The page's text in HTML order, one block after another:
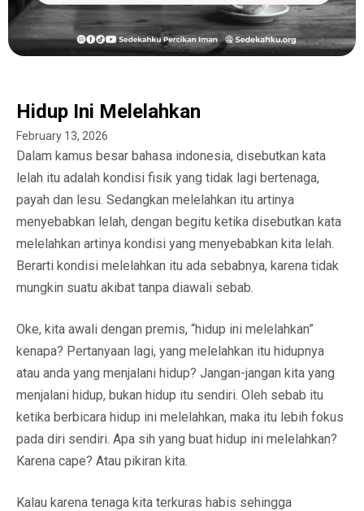
Hidup Ini Melelahkan
February 13, 2026
Dalam kamus besar bahasa indonesia, disebutkan kata
lelah itu adalah kondisi fisik yang tidak lagi bertenaga,
payah dan lesu. Sedangkan melelahkan itu artinya
menyebabkan lelah, dengan begitu ketika disebutkan kata
melelahkan artinya kondisi yang menyebabkan kita lelah.
Berarti kondisi melelahkan itu ada sebabnya, karena tidak
mungkin suatu akibat tanpa diawali sebab.
Oke, kita awali dengan premis, “hidup ini melelahkan”
kenapa? Pertanyaan lagi, yang melelahkan itu hidupnya
atau anda yang menjalani hidup? Jangan-jangan kita yang
menjalani hidup, bukan hidup itu sendiri. Oleh sebab itu
ketika berbicara hidup ini melelahkan, maka itu lebih fokus
pada diri sendiri. Apa sih yang buat hidup ini melelahkan?
Karena cape? Atau pikiran kita.
Kalau karena tenaga kita terkuras habis sehingga